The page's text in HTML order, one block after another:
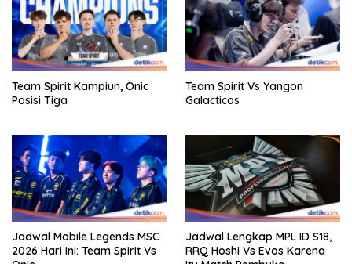
Team Spirit Kampiun, Onic
Posisi Tiga
Team Spirit Vs Yangon
Galacticos
Jadwal Mobile Legends MSC
2026 Hari Ini: Team Spirit Vs
Jadwal Lengkap MPL ID S18,
RRQ Hoshi Vs Evos Karena